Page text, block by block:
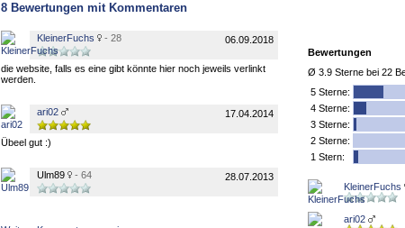
Bewertungen
Ø 3.9 Sterne bei 22
5 Sterne:
4 Sterne:
3 Sterne:
2 Sterne:
1 Stern:
KleinerFuchs
ari02
8 Bewertungen mit Kommentaren
KleinerFuchs - 28 06.09.2018
die website, falls es eine gibt könnte hier noch jeweils verlinkt
werden.
ari02 17.04.2014
Übeel gut :)
Ulm89 - 64 28.07.2013